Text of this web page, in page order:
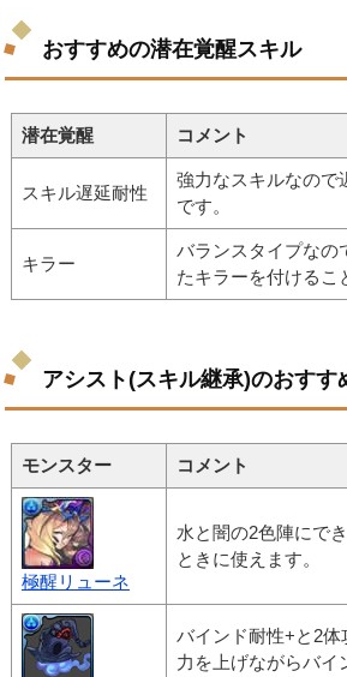
おすすめの潜在覚醒スキル
潜在覚醒 コメント
スキル遅延耐性
強力なスキルなので
です。
キラー
バランスタイプなの
たキラーを付けるこ
アシスト(スキル継承)のおすす
モンスター コメント
極醒リューネ
水と闇の2色陣にで
ときに使えます。
バインド耐性+と2体
力を上げながらバイ